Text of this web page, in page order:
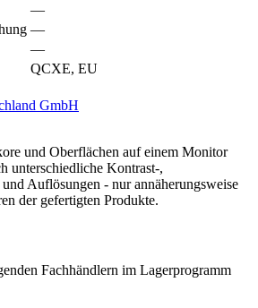
—
—
—
QCXE, EU
GmbH
und Oberflächen auf einem Monitor
unterschiedliche Kontrast-,
Auflösungen - nur annäherungsweise
der gefertigten Produkte.
Fachhändlern im Lagerprogramm